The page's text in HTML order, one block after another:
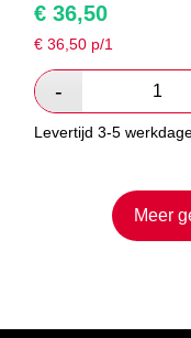
€ 36,50
€36,50 p/1
Levertijd 3-5
Meer